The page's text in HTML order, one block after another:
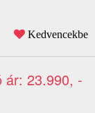
Kedvencekbe
ár: 23.990, -